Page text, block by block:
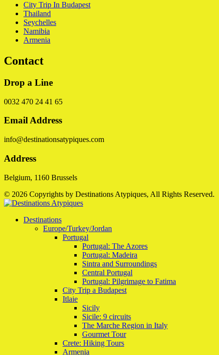
City Trip In Budapest
Thailand
Seychelles
Namibia
Armenia
Contact
Drop a Line
0032 470 24 41 65
Email Address
info@destinationsatypiques.com
Address
Belgium, 1160 Brussels
© 2026 Copyrights by Destinations Atypiques, All Rights Reserved.
Destinations
Europe/Turkey/Jordan
Portugal
Portugal: The Azores
Portugal: Madeira
Sintra and Surroundings
Central Portugal
Portugal: Pilgrimage to Fatima
City Trip a Budapest
Itlaie
Sicily
Sicile: 9 circuits
The Marche Region in Italy
Gourmet Tour
Crete: Hiking Tours
Armenia